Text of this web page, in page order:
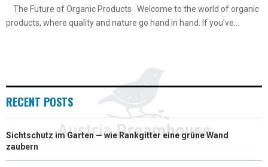
The Future of Organic Products Welcome to the world of organic
products, where quality and nature go hand in hand. If you’ve...
RECENT POSTS
Sichtschutz im Garten — wie Rankgitter eine grüne Wand
zaubern